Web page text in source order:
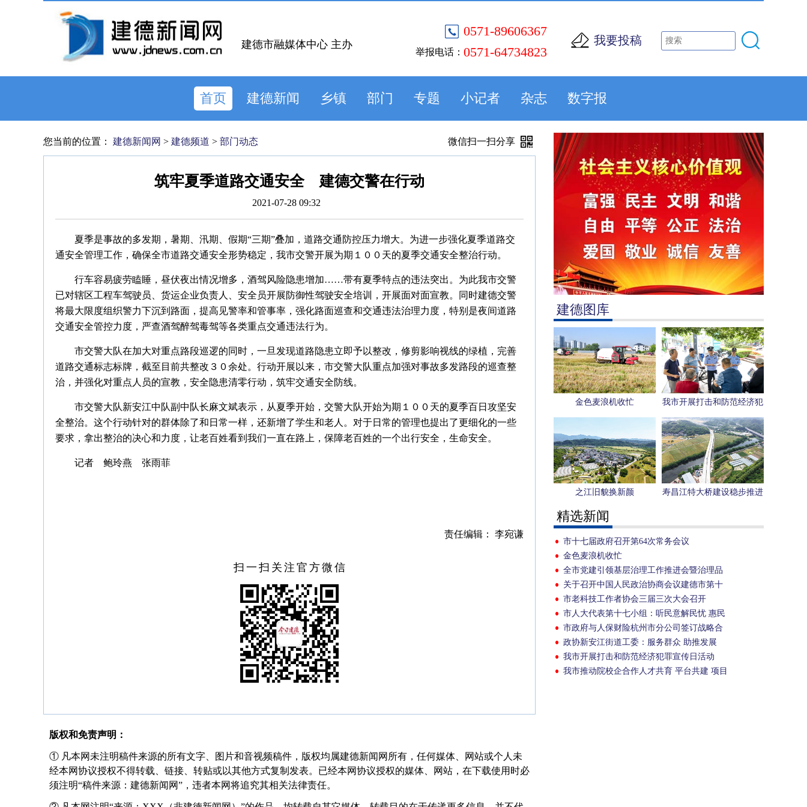
0571-89606367
举报电话： 0571-64734823
我要投稿
建德市融媒体中心 主办
首页 建德新闻 乡镇 部门 专题 小记者 杂志 数字报
建德图库
金色麦浪机收忙
我市开展打击和防范经济犯
罪宣传日活动
之江旧貌换新颜 寿昌江特大桥建设稳步推进
精选新闻
市十七届政府召开第64次常务会议
金色麦浪机收忙
全市党建引领基层治理工作推进会暨治理品
牌发布会召开
关于召开中国人民政治协商会议建德市第十
五届委员会第四次会议的决定
市老科技工作者协会三届三次大会召开
市人大代表第十七小组：听民意解民忧 惠民
生促发展
市政府与人保财险杭州市分公司签订战略合
作协议
政协新安江街道工委：服务群众 助推发展
我市开展打击和防范经济犯罪宣传日活动
我市推动院校企合作人才共育 平台共建 项目
您当前的位置： 建德新闻网 > 建德频道 > 部门动态 微信扫一扫分享
筑牢夏季道路交通安全 建德交警在行动
2021-07-28 09:32
夏季是事故的多发期，暑期、汛期、假期“三期”叠加，道路交通防控压力增大。为进一步强化夏季道路交
通安全管理工作，确保全市道路交通安全形势稳定，我市交警开展为期１００天的夏季交通安全整治行动。
行车容易疲劳瞌睡，昼伏夜出情况增多，酒驾风险隐患增加……带有夏季特点的违法突出。为此我市交警
已对辖区工程车驾驶员、货运企业负责人、安全员开展防御性驾驶安全培训，开展面对面宣教。同时建德交警
将最大限度组织警力下沉到路面，提高见警率和管事率，强化路面巡查和交通违法治理力度，特别是夜间道路
交通安全管控力度，严查酒驾醉驾毒驾等各类重点交通违法行为。
市交警大队在加大对重点路段巡逻的同时，一旦发现道路隐患立即予以整改，修剪影响视线的绿植，完善
道路交通标志标牌，截至目前共整改３０余处。行动开展以来，市交警大队重点加强对事故多发路段的巡查整
治，并强化对重点人员的宣教，安全隐患清零行动，筑牢交通安全防线。
市交警大队新安江中队副中队长麻文斌表示，从夏季开始，交警大队开始为期１００天的夏季百日攻坚安
全整治。这个行动针对的群体除了和日常一样，还新增了学生和老人。 对于日常的管理也提出了更细化的一些
要求，拿出整治的决心和力度，让老百姓看到我们一直在路上，保障老百姓的一个出行安全，生命安全。
记者 鲍玲燕 张雨菲
责任编辑： 李宛谦
扫一扫关注官方微信
版权和免责声明：
① 凡本网未注明稿件来源的所有文字、图片和音视频稿件，版权均属建德新闻网所有，任何媒体、网站或个人未
经本网协议授权不得转载、链接、转贴或以其他方式复制发表。已经本网协议授权的媒体、网站，在下载使用时必
须注明“稿件来源：建德新闻网”，违者本网将追究其相关法律责任。